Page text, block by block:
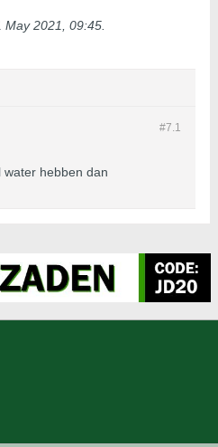
May 2021, 09:45
#7.1
hebben dan